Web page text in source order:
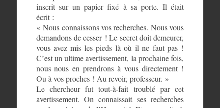
inscrit sur un papier fixé à sa porte. Il était
écrit :
« Nous connaissons vos recherches. Nous vous
demandons de cesser ! Le secret doit demeurer,
vous avez mis les pieds là où il ne faut pas !
C’est un ultime avertissement, la prochaine fois,
nous nous en prendrons à vous directement !
Ou à vos proches ! Au revoir, professeur. »
Le chercheur fut tout-à-fait troublé par cet
avertissement. On connaissait ses recherches